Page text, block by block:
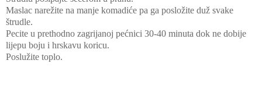
Maslac narežite na manje komadiće pa ga posložite duž svake
štrudle.
Pecite u prethodno zagrijanoj pećnici 30-40 minuta dok ne dobije
lijepu boju i hrskavu koricu.
Poslužite toplo.